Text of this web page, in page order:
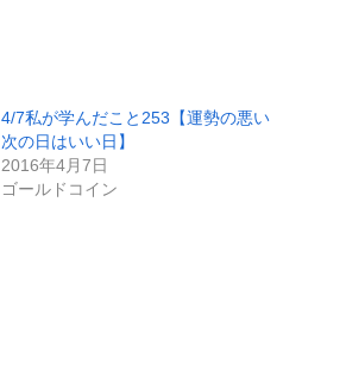
4/7私が学んだこと253【運勢の悪い
次の日はいい日】
2016年4月7日
ゴールドコイン